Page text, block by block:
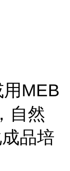
MEB
自然
品培